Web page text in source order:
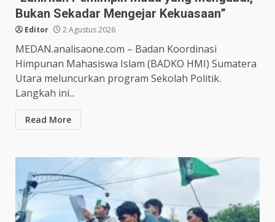
Bukan Sekadar Mengejar Kekuasaan”
Editor 2 Agustus 2026
MEDAN.analisaone.com – Badan Koordinasi
Himpunan Mahasiswa Islam (BADKO HMI) Sumatera
Utara meluncurkan program Sekolah Politik.
Langkah ini...
Read More